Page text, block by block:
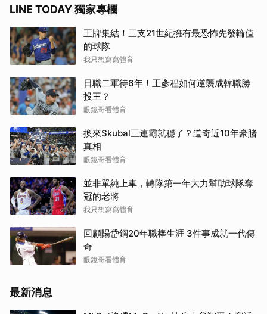
LINE TODAY 獨家專欄
王牌集結！三支21世紀擁有最恐怖先發輪值
的球隊
我只想寫寫體育
日職二軍待6年！王彥程如何逆襲成韓職勝
投王？
眼鏡哥看體育
換來Skubal三連霸就穩了？道奇近10年豪賭
真相
眼鏡哥看體育
並非單純上車，轉隊第一年大力幫助球隊奪
冠的老將
我只想寫寫體育
回顧陽岱鋼20年職棒生涯 3件事成就一代傳
奇
眼鏡哥看體育
最新消息